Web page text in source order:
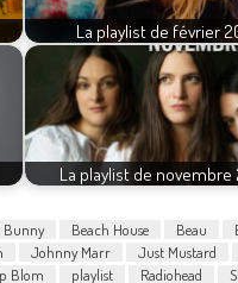
La playlist de février
La playlist de novembre
Bunny Beach House Beau
Johnny Marr Just Mustard
Blom playlist Radiohead